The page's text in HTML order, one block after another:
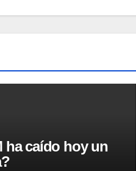
ha caído hoy un